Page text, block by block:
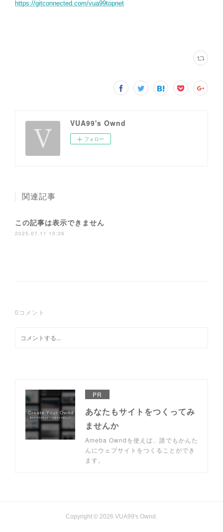
VUA99's Ownd
フォロー
関連記事
この記事は表示できません
2025.07.11 10:36
0 コメント
PR
あなたもサイトをつくってみ
ませんか
Ameba Owndを使えば、誰でもかんた
んにウェブサイトをつくることができ
ます。
Copyright © 2026 VUA99's Ownd .